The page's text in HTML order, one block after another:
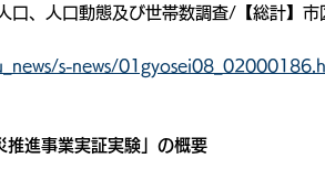
、人口動態及び世帯数調査/【総計】市
s-news/
推進事業実証実験」の概要